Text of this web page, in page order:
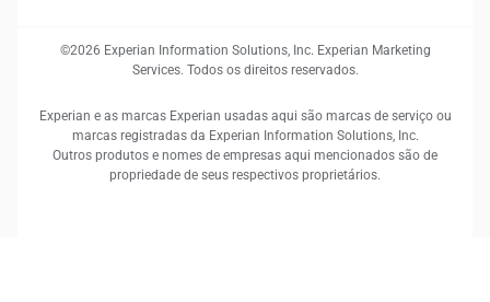
©2026 Experian Information Solutions, Inc. Experian Marketing
Services. Todos os direitos reservados.
Experian e as marcas Experian usadas aqui são marcas de serviço ou
marcas registradas da Experian Information Solutions, Inc.
Outros produtos e nomes de empresas aqui mencionados são de
propriedade de seus respectivos proprietários.